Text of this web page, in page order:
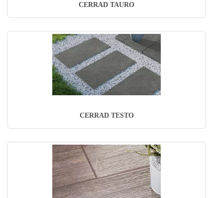
CERRAD TAURO
CERRAD TESTO